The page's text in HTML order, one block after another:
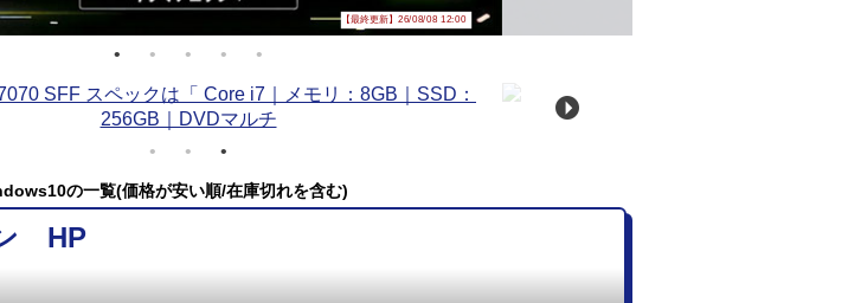
【最終更新】26/08/08 12:00
の一覧(価格が安い順/在庫切れを含む)
HP